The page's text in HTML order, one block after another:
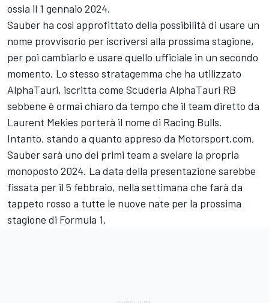
ossia il 1 gennaio 2024.
Sauber ha così approfittato della possibilità di usare un
nome provvisorio per iscriversi alla prossima stagione,
per poi cambiarlo e usare quello ufficiale in un secondo
momento. Lo stesso stratagemma che ha utilizzato
AlphaTauri, iscritta come Scuderia AlphaTauri RB
sebbene è ormai chiaro da tempo che il team diretto da
Laurent Mekies porterà il nome di Racing Bulls.
Intanto, stando a quanto appreso da Motorsport.com,
Sauber sarà uno dei primi team a svelare la propria
monoposto 2024. La data della presentazione sarebbe
fissata per il 5 febbraio, nella settimana che farà da
tappeto rosso a tutte le nuove nate per la prossima
stagione di Formula 1.